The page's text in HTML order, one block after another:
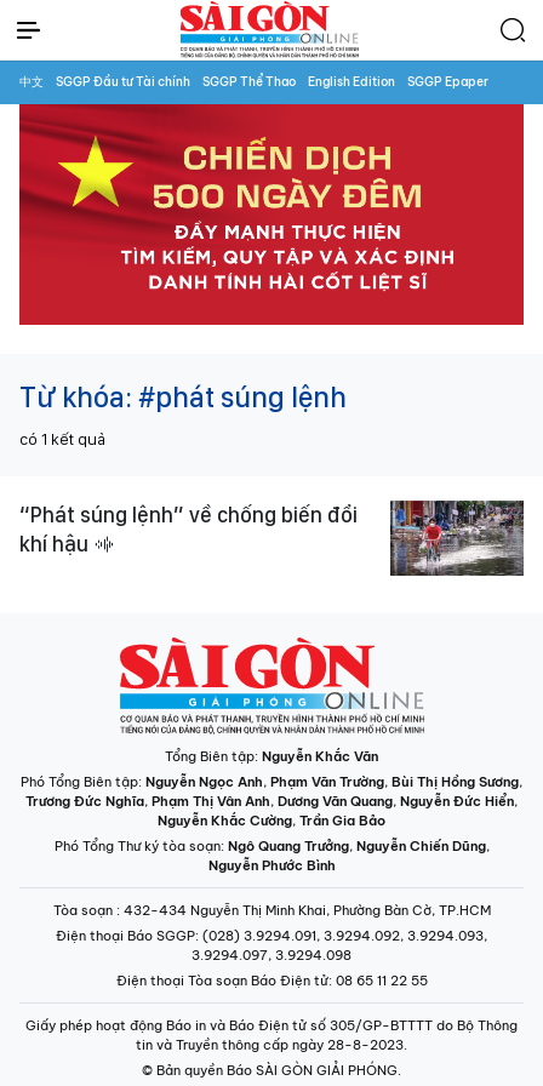
中文 SGGP Đầu tư Tài chính SGGP Thể Thao English Edition SGGP Epaper
Từ khóa: #phát súng lệnh
có 1 kết quả
“Phát súng lệnh” về chống biến đổi
khí hậu
Tổng Biên tập: Nguyễn Khắc Văn
Phó Tổng Biên tập: Nguyễn Ngọc Anh, Phạm Văn Trường, Bùi Thị Hồng Sương,
Trương Đức Nghĩa, Phạm Thị Vân Anh, Dương Văn Quang, Nguyễn Đức Hiển,
Nguyễn Khắc Cường, Trần Gia Bảo
Phó Tổng Thư ký tòa soạn: Ngô Quang Trưởng, Nguyễn Chiến Dũng,
Nguyễn Phước Bình
Tòa soạn : 432-434 Nguyễn Thị Minh Khai, Phường Bàn Cờ, TP.HCM
Điện thoại Báo SGGP: (028) 3.9294.091, 3.9294.092, 3.9294.093,
3.9294.097, 3.9294.098
Điện thoại Tòa soạn Báo Điện tử: 08 65 11 22 55
Giấy phép hoạt động Báo in và Báo Điện tử số 305/GP-BTTTT do Bộ Thông
tin và Truyền thông cấp ngày 28-8-2023.
© Bản quyền Báo SÀI GÒN GIẢI PHÓNG.